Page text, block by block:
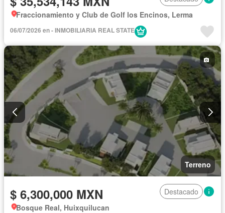
Fraccionamiento y Club de Golf los Encinos, Lerma
06/07/2026 en - INMOBILIARIA REAL STATE
Terreno
$ 6,300,000 MXN
Destacado
Bosque Real, Huixquilucan